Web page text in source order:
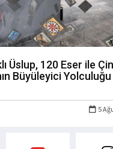
Üslup, 120 Eser ile
Büyüleyici Yolculuğu
5